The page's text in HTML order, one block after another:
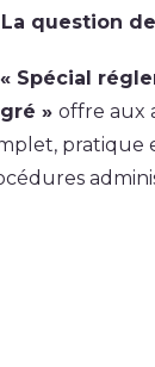
La question
« Spécial
» offre aux
pratique